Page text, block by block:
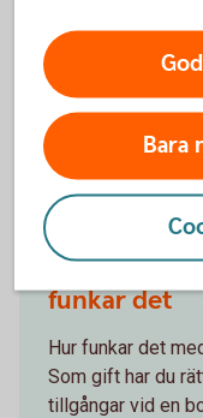
Lexly(lexly.se)
Andra läser
Bodelning
funkar det
Hur funkar det
Som gift har du
tillgångar vid en
Bara